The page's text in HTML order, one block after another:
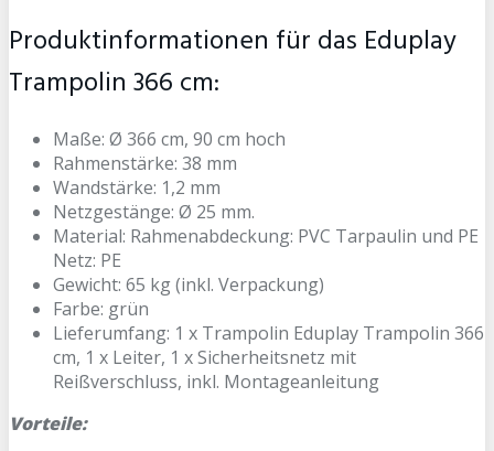
Produktinformationen für das Eduplay
Trampolin 366 cm:
Maße: Ø 366 cm, 90 cm hoch
Rahmenstärke: 38 mm
Wandstärke: 1,2 mm
Netzgestänge: Ø 25 mm.
Material: Rahmenabdeckung: PVC Tarpaulin und PE
Netz: PE
Gewicht: 65 kg (inkl. Verpackung)
Farbe: grün
Lieferumfang: 1 x Trampolin Eduplay Trampolin 366
cm, 1 x Leiter, 1 x Sicherheitsnetz mit
Reißverschluss, inkl. Montageanleitung
Vorteile: